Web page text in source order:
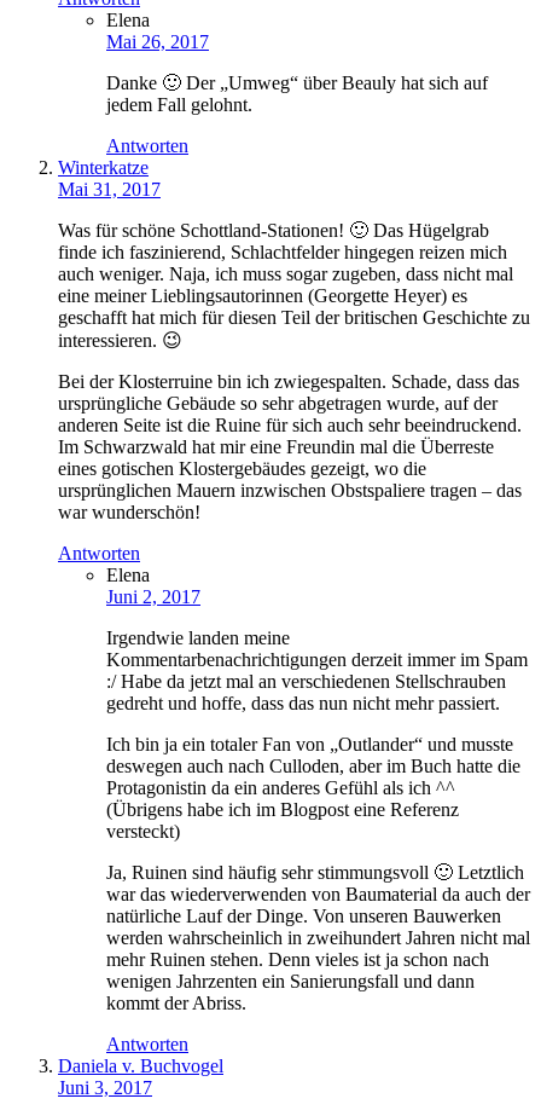
Elena
Mai 26, 2017
Danke 🙂 Der „Umweg“ über Beauly hat sich auf
jedem Fall gelohnt.
Antworten
Winterkatze
Mai 31, 2017
Was für schöne Schottland-Stationen! 🙂 Das Hügelgrab
finde ich faszinierend, Schlachtfelder hingegen reizen mich
auch weniger. Naja, ich muss sogar zugeben, dass nicht mal
eine meiner Lieblingsautorinnen (Georgette Heyer) es
geschafft hat mich für diesen Teil der britischen Geschichte zu
interessieren. 😉
Bei der Klosterruine bin ich zwiegespalten. Schade, dass das
ursprüngliche Gebäude so sehr abgetragen wurde, auf der
anderen Seite ist die Ruine für sich auch sehr beeindruckend.
Im Schwarzwald hat mir eine Freundin mal die Überreste
eines gotischen Klostergebäudes gezeigt, wo die
ursprünglichen Mauern inzwischen Obstspaliere tragen – das
war wunderschön!
Antworten
Elena
Juni 2, 2017
Irgendwie landen meine
Kommentarbenachrichtigungen derzeit immer im Spam
:/ Habe da jetzt mal an verschiedenen Stellschrauben
gedreht und hoffe, dass das nun nicht mehr passiert.
Ich bin ja ein totaler Fan von „Outlander“ und musste
deswegen auch nach Culloden, aber im Buch hatte die
Protagonistin da ein anderes Gefühl als ich ^^
(Übrigens habe ich im Blogpost eine Referenz
versteckt)
Ja, Ruinen sind häufig sehr stimmungsvoll 🙂 Letztlich
war das wiederverwenden von Baumaterial da auch der
natürliche Lauf der Dinge. Von unseren Bauwerken
werden wahrscheinlich in zweihundert Jahren nicht mal
mehr Ruinen stehen. Denn vieles ist ja schon nach
wenigen Jahrzenten ein Sanierungsfall und dann
kommt der Abriss.
Antworten
Daniela v. Buchvogel
Juni 3, 2017